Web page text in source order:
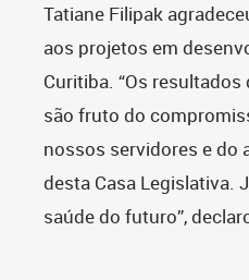
Tatiane Filipak
aos projetos em
Curitiba. “Os
são fruto do
nossos servidores e do
desta Casa Legislativa.
saúde do futuro”,